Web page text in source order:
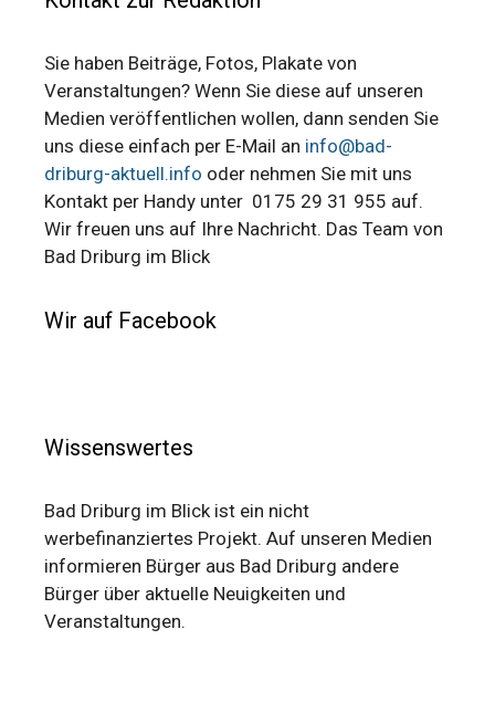
Sie haben Beiträge, Fotos, Plakate von
Veranstaltungen? Wenn Sie diese auf unseren
Medien veröffentlichen wollen, dann senden Sie
uns diese einfach per E-Mail an info@bad-
driburg-aktuell.info oder nehmen Sie mit uns
Kontakt per Handy unter 0175 29 31 955 auf.
Wir freuen uns auf Ihre Nachricht. Das Team von
Bad Driburg im Blick
Wir auf Facebook
Wissenswertes
Bad Driburg im Blick ist ein nicht
werbefinanziertes Projekt. Auf unseren Medien
informieren Bürger aus Bad Driburg andere
Bürger über aktuelle Neuigkeiten und
Veranstaltungen.